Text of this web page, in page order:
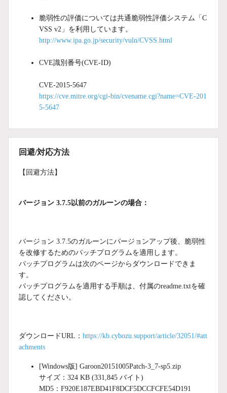
脆弱性の評価については共通脆弱性評価システム「C
VSS v2」を利用しています。
http://www.ipa.go.jp/security/vuln/CVSS.html
CVE識別番号(CVE-ID)
CVE-2015-5647
https://cve.mitre.org/cgi-bin/cvename.cgi?name=CVE-201
5-5647
回避/対応方法
【回避方法】
バージョン 3.7.5以前のガルーンの場合：
バージョン 3.7.5のガルーンにバージョンアップ後、脆弱性
を改修するためのパッチプログラムを適用します。
パッチプログラムは次のページからダウンロードできま
す。
パッチプログラムを適用する手順は、付属のreadme.txtを確
認してください。
ダウンロードURL： https://kb.cybozu.support/article/32051/#att
achments
[Windows版] Garoon20151005Patch-3_7-sp5.zip
サイズ：324 KB (331,845 バイト)
MD5：F920E187EBD41F8DCF5DCCFCFE54D191